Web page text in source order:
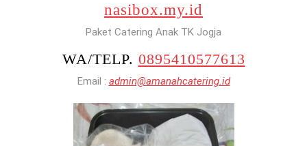
nasibox.my.id
Paket Catering Anak TK Jogja
WA/TELP. 0895410577613
Email : admin@amanahcatering.id